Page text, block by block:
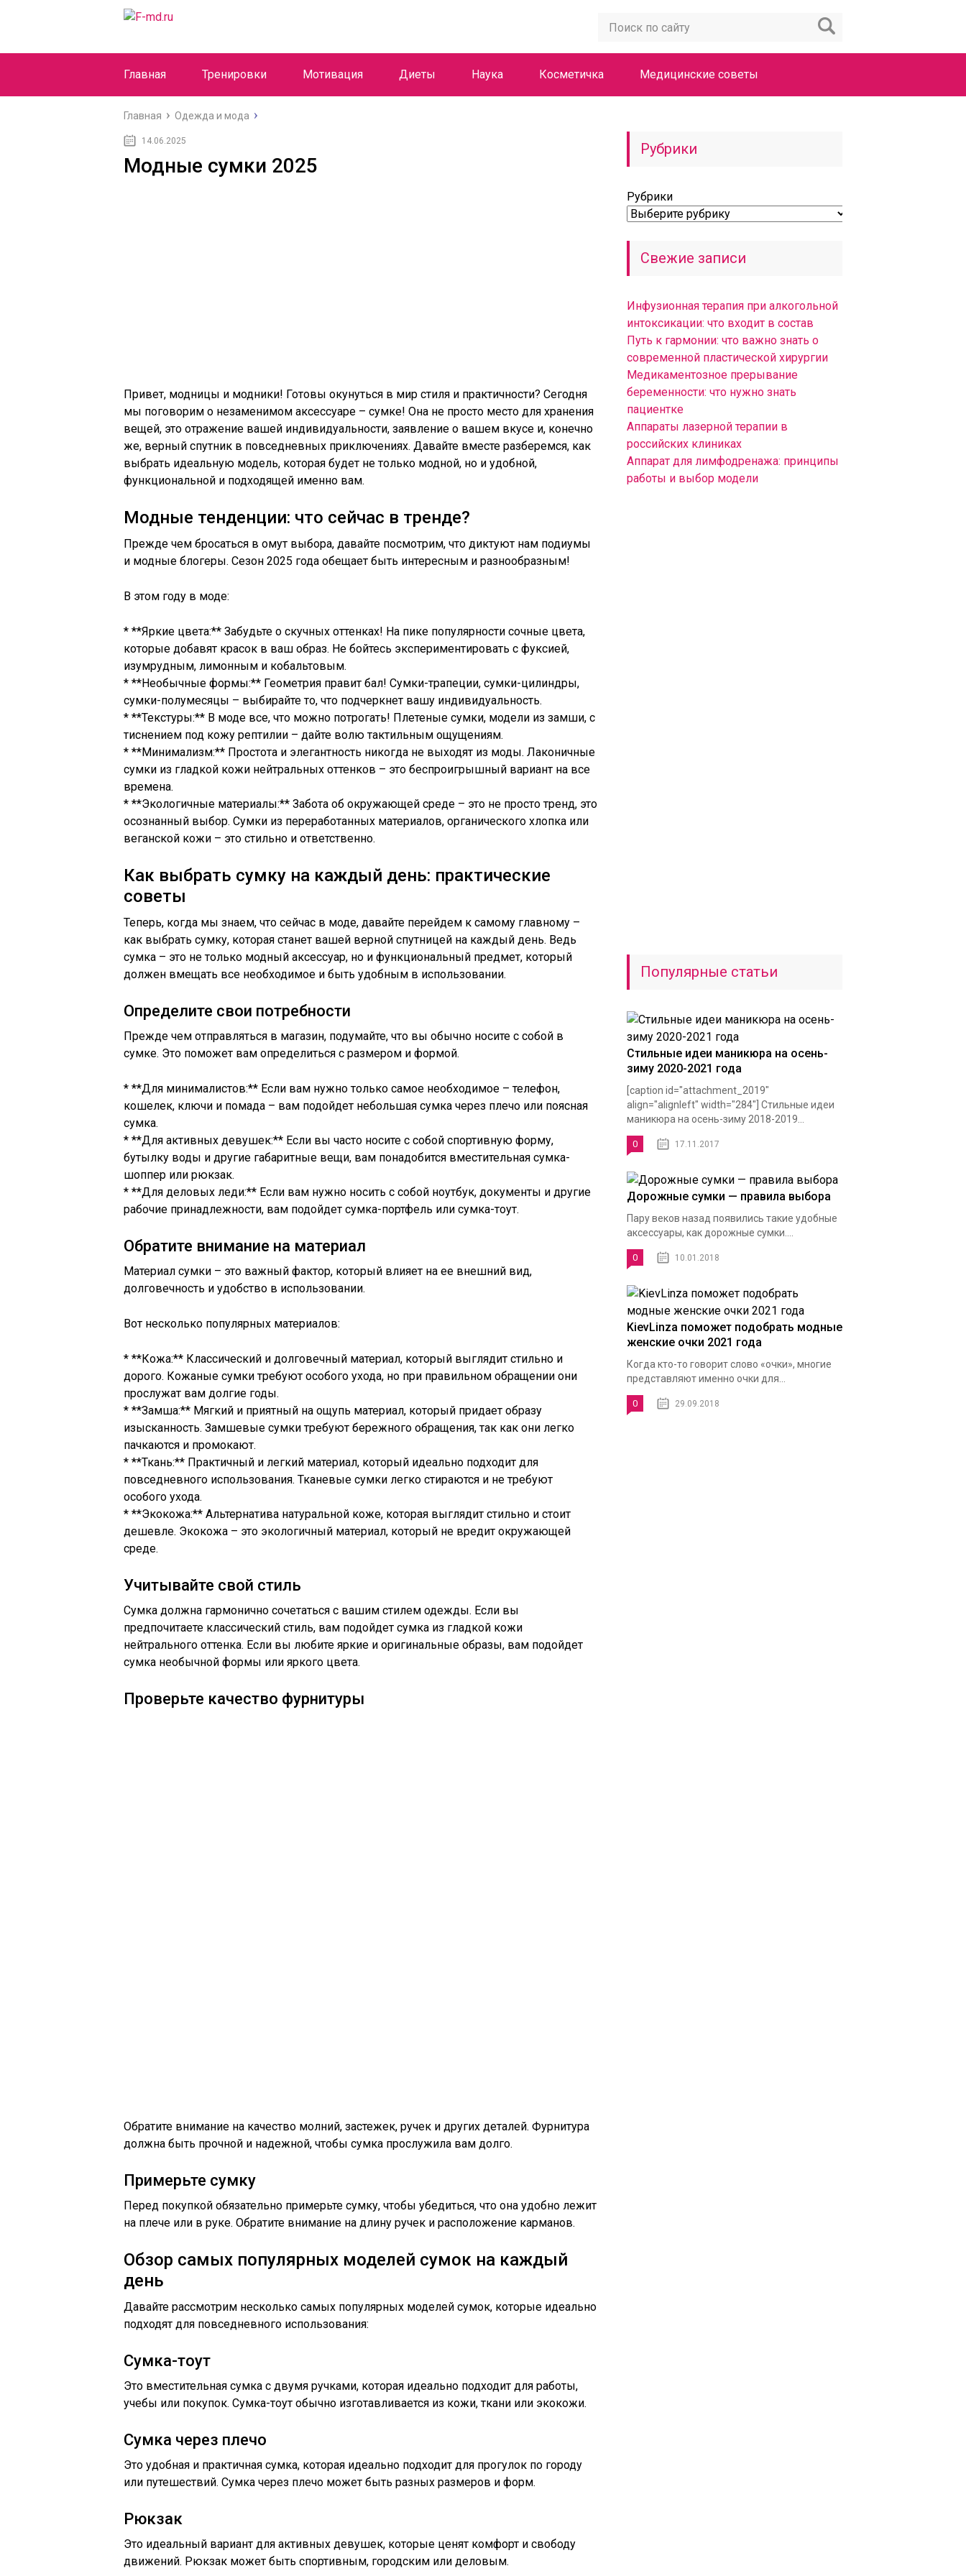
Главная Тренировки Мотивация Диеты Наука Косметичка Медицинские советы
Главная Одежда и мода
14.06.2025
Модные сумки 2025
Привет, модницы и модники! Готовы окунуться в мир стиля и практичности? Сегодня
мы поговорим о незаменимом аксессуаре – сумке! Она не просто место для хранения
вещей, это отражение вашей индивидуальности, заявление о вашем вкусе и, конечно
же, верный спутник в повседневных приключениях. Давайте вместе разберемся, как
выбрать идеальную модель, которая будет не только модной, но и удобной,
функциональной и подходящей именно вам.
Модные тенденции: что сейчас в тренде?
Прежде чем бросаться в омут выбора, давайте посмотрим, что диктуют нам подиумы
и модные блогеры. Сезон 2025 года обещает быть интересным и разнообразным!
В этом году в моде:
* **Яркие цвета:** Забудьте о скучных оттенках! На пике популярности сочные цвета,
которые добавят красок в ваш образ. Не бойтесь экспериментировать с фуксией,
изумрудным, лимонным и кобальтовым.
* **Необычные формы:** Геометрия правит бал! Сумки-трапеции, сумки-цилиндры,
сумки-полумесяцы – выбирайте то, что подчеркнет вашу индивидуальность.
* **Текстуры:** В моде все, что можно потрогать! Плетеные сумки, модели из замши, с
тиснением под кожу рептилии – дайте волю тактильным ощущениям.
* **Минимализм:** Простота и элегантность никогда не выходят из моды. Лаконичные
сумки из гладкой кожи нейтральных оттенков – это беспроигрышный вариант на все
времена.
* **Экологичные материалы:** Забота об окружающей среде – это не просто тренд, это
осознанный выбор. Сумки из переработанных материалов, органического хлопка или
веганской кожи – это стильно и ответственно.
Как выбрать сумку на каждый день: практические
советы
Теперь, когда мы знаем, что сейчас в моде, давайте перейдем к самому главному –
как выбрать сумку, которая станет вашей верной спутницей на каждый день. Ведь
сумка – это не только модный аксессуар, но и функциональный предмет, который
должен вмещать все необходимое и быть удобным в использовании.
Определите свои потребности
Прежде чем отправляться в магазин, подумайте, что вы обычно носите с собой в
сумке. Это поможет вам определиться с размером и формой.
* **Для минималистов:** Если вам нужно только самое необходимое – телефон,
кошелек, ключи и помада – вам подойдет небольшая сумка через плечо или поясная
сумка.
* **Для активных девушек:** Если вы часто носите с собой спортивную форму,
бутылку воды и другие габаритные вещи, вам понадобится вместительная сумка-
шоппер или рюкзак.
* **Для деловых леди:** Если вам нужно носить с собой ноутбук, документы и другие
рабочие принадлежности, вам подойдет сумка-портфель или сумка-тоут.
Обратите внимание на материал
Материал сумки – это важный фактор, который влияет на ее внешний вид,
долговечность и удобство в использовании.
Вот несколько популярных материалов:
* **Кожа:** Классический и долговечный материал, который выглядит стильно и
дорого. Кожаные сумки требуют особого ухода, но при правильном обращении они
прослужат вам долгие годы.
* **Замша:** Мягкий и приятный на ощупь материал, который придает образу
изысканность. Замшевые сумки требуют бережного обращения, так как они легко
пачкаются и промокают.
* **Ткань:** Практичный и легкий материал, который идеально подходит для
повседневного использования. Тканевые сумки легко стираются и не требуют
особого ухода.
* **Экокожа:** Альтернатива натуральной коже, которая выглядит стильно и стоит
дешевле. Экокожа – это экологичный материал, который не вредит окружающей
среде.
Учитывайте свой стиль
Сумка должна гармонично сочетаться с вашим стилем одежды. Если вы
предпочитаете классический стиль, вам подойдет сумка из гладкой кожи
нейтрального оттенка. Если вы любите яркие и оригинальные образы, вам подойдет
сумка необычной формы или яркого цвета.
Проверьте качество фурнитуры
Обратите внимание на качество молний, застежек, ручек и других деталей. Фурнитура
должна быть прочной и надежной, чтобы сумка прослужила вам долго.
Примерьте сумку
Перед покупкой обязательно примерьте сумку, чтобы убедиться, что она удобно лежит
на плече или в руке. Обратите внимание на длину ручек и расположение карманов.
Обзор самых популярных моделей сумок на каждый
день
Давайте рассмотрим несколько самых популярных моделей сумок, которые идеально
подходят для повседневного использования:
Сумка-тоут
Это вместительная сумка с двумя ручками, которая идеально подходит для работы,
учебы или покупок. Сумка-тоут обычно изготавливается из кожи, ткани или экокожи.
Сумка через плечо
Это удобная и практичная сумка, которая идеально подходит для прогулок по городу
или путешествий. Сумка через плечо может быть разных размеров и форм.
Рюкзак
Это идеальный вариант для активных девушек, которые ценят комфорт и свободу
движений. Рюкзак может быть спортивным, городским или деловым.
Рубрики
Рубрики
Свежие записи
Инфузионная терапия при алкогольной
интоксикации: что входит в состав
Путь к гармонии: что важно знать о
современной пластической хирургии
Медикаментозное прерывание
беременности: что нужно знать
пациентке
Аппараты лазерной терапии в
российских клиниках
Аппарат для лимфодренажа: принципы
работы и выбор модели
Популярные статьи
Стильные идеи маникюра на осень-
зиму 2020-2021 года
[caption id="attachment_2019"
align="alignleft" width="284"] Стильные идеи
маникюра на осень-зиму 2018-2019...
0 17.11.2017
Дорожные сумки — правила выбора
Пару веков назад появились такие удобные
аксессуары, как дорожные сумки....
0 10.01.2018
KievLinza поможет подобрать модные
женские очки 2021 года
Когда кто-то говорит слово «очки», многие
представляют именно очки для...
0 29.09.2018